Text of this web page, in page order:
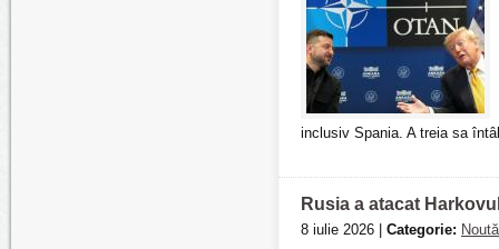
inclusiv Spania. A treia sa
Rusia a atacat
8 iulie 2026 | Categorie: